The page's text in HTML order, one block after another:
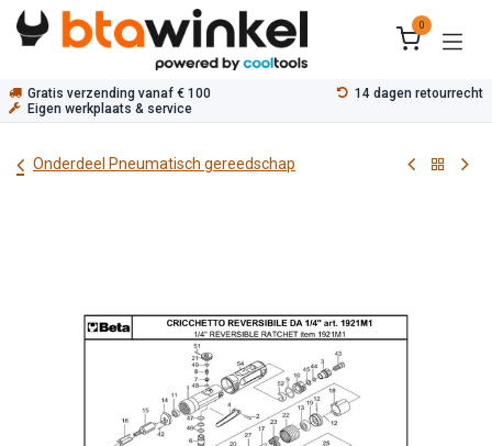
Overslaan naar inhoud
0
Gratis verzending vanaf € 100
14 dagen retourrecht
Eigen werkplaats & service
Onderdeel Pneumatisch gereedschap